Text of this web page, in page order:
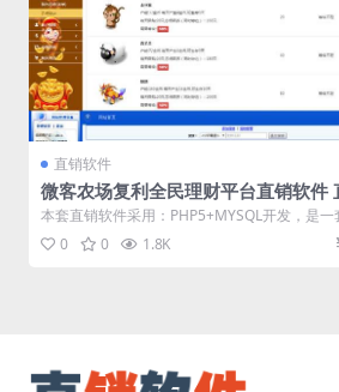
直销软件
微客农场复利全民理财平台直销软件
系统 直销管理软件
本套直销软件采用：PHP5+MYSQL开发，是一
农场复利全民理财平台直销软...
0 0 1.8K